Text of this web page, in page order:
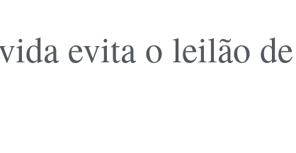
evita o leilão de